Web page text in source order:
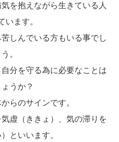
を抱えながら生きている人
います。
しんでいる方もいる事でし
う。
分を守る為に必要なことは
うか？
らのサインです。
虚（ききょ）、気の滞りを
といいます。